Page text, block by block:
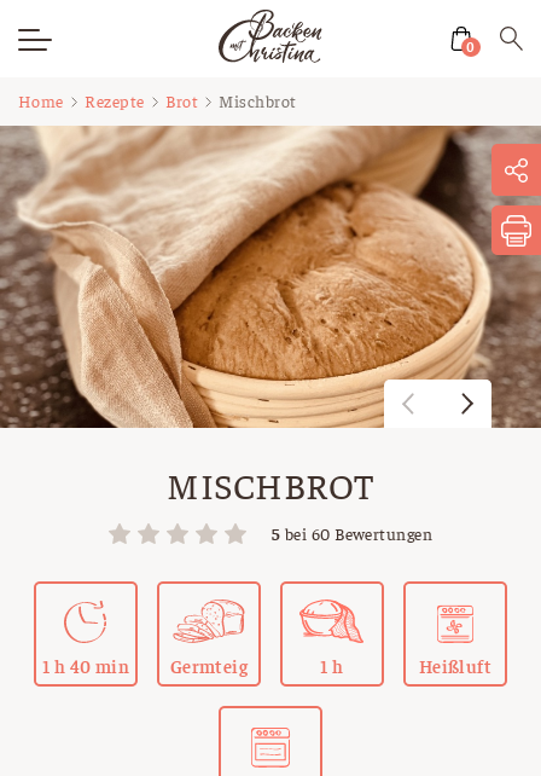
springen
0
Home Rezepte Brot Mischbrot
MISCHBROT
5 bei 60 Bewertungen
1 h 40 min Germteig 1 h Heißluft